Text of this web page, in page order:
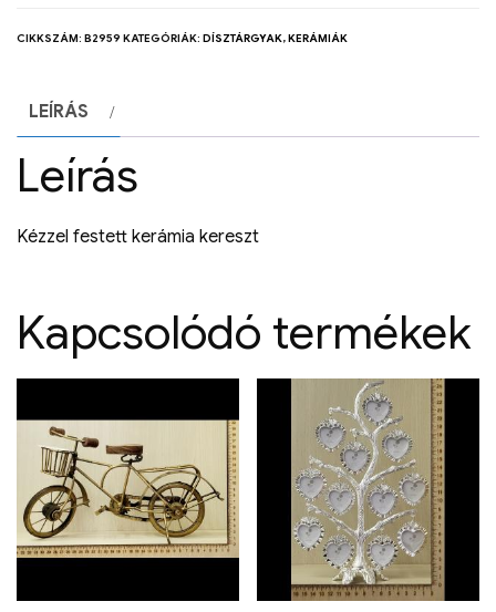
CIKKSZÁM: B2959 KATEGÓRIÁK: DÍSZTÁRGYAK,KERÁMIÁK
LEÍRÁS
Leírás
Kézzel festett kerámia kereszt
Kapcsolódó termékek